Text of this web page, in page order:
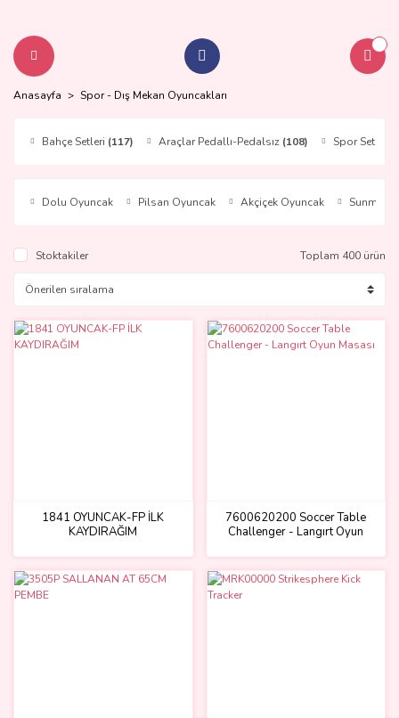
Anasayfa Spor - Dış Mekan Oyuncakları
Bahçe Setleri (117) Araçlar Pedallı-Pedalsız (108) Spor Setleri
Dolu Oyuncak Pilsan Oyuncak Akçiçek Oyuncak Sunman
Stoktakiler Toplam 400 ürün
1841 OYUNCAK-FP İLK
KAYDIRAĞIM
7600620200 Soccer Table
Challenger - Langırt Oyun